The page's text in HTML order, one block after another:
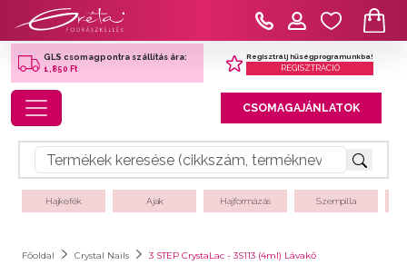
GLS csomagpontra szállítás ára:
1,850 Ft
Regisztrálj hűségprogramunkba!
REGISZTRÁCIÓ
Toggle navigation CSOMAGAJÁNLATOK
Hajkefék Ajak Hajformázás Szempilla
Főoldal Crystal Nails 3 STEP CrystaLac - 3S113 (4ml) Lávakő